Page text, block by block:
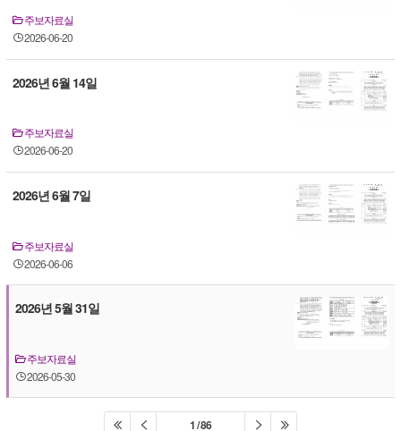
주보자료실
2026-06-20
2026년 6월 14일
주보자료실
2026-06-20
2026년 6월 7일
주보자료실
2026-06-06
2026년 5월 31일
주보자료실
2026-05-30
1 / 86